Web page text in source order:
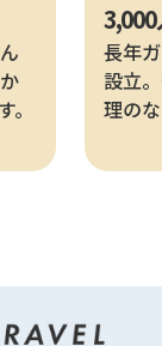
長年
設立
理の